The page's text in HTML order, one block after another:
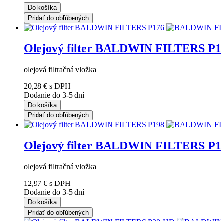
Do košíka
Pridať do obľúbených
Olejový filter BALDWIN FILTERS
olejová filtračná vložka
20,28 € s DPH
Dodanie do 3-5 dní
Do košíka
Pridať do obľúbených
Olejový filter BALDWIN FILTERS
olejová filtračná vložka
12,97 € s DPH
Dodanie do 3-5 dní
Do košíka
Pridať do obľúbených